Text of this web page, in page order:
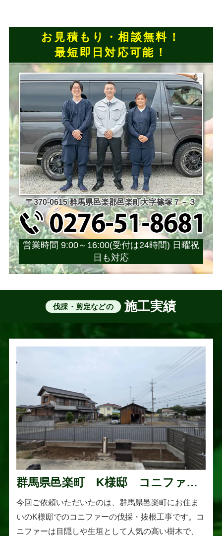
お見積もり・相談無料！
最短即日対応可能！
〒370-0615 群馬県邑楽郡邑楽町大字篠塚７－３
営業時間 9:00～16:00(受付は24時間) 日曜祝
日も対応
伐採・剪定などの 施工実績
群馬県邑楽町 K様邸 コニファー
伐採・抜根工事
今回ご依頼いただいたのは、群馬県邑楽町にお住ま
いのK様邸でのコニファーの伐採・抜根工事です。コ
ニファーは目隠しや生垣として人気の高い樹木で、